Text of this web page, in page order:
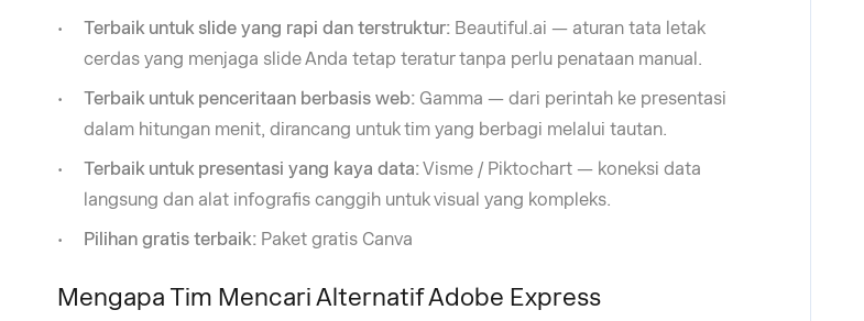
Terbaik untuk slide yang rapi dan terstruktur:Beautiful.ai — aturan tata letak
cerdas yang menjaga slide Anda tetap teratur tanpa perlu penataan manual.
Terbaik untuk penceritaan berbasis web:Gamma — dari perintah ke presentasi
dalam hitungan menit, dirancang untuk tim yang berbagi melalui tautan.
Terbaik untuk presentasi yang kaya data:Visme / Piktochart — koneksi data
langsung dan alat infografis canggih untuk visual yang kompleks.
Pilihan gratis terbaik:Paket gratis Canva
Mengapa Tim Mencari Alternatif Adobe Express